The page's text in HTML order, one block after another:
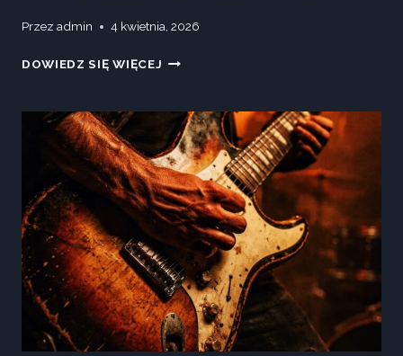
Przez admin 4 kwietnia, 2026
DOWIEDZ SIĘ WIĘCEJ Z
–
KLUCZ,
KTÓRY
NICZEGO
NIE
OTWIERA